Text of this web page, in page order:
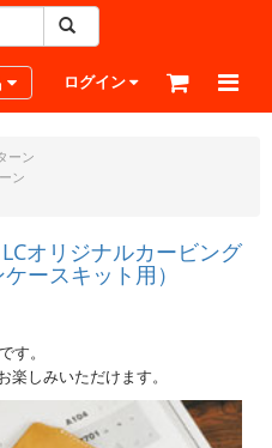
navigation
ログイン
ーン
ン
オリジナルカービング
ースキット用）
す。
しみいただけます。